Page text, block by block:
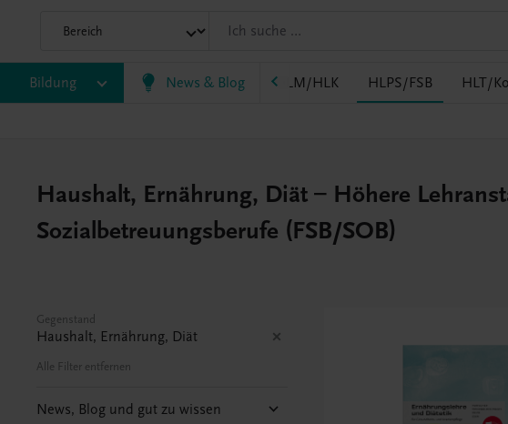
Bildung News & Blog
FW HAK HAS HF/TFS HLM/HLK HLPS/FSB HLT/
Haushalt, Ernährung, Diät – Höhere
Sozialbetreuungsberufe (FSB/SOB)
Gegenstand
Haushalt, Ernährung, Diät
Alle Filter entfernen
News, Blog und gut zu wissen